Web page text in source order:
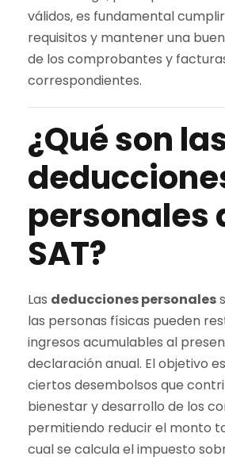
válidos, es fundamental
requisitos y mantener una
de los comprobantes y
correspondientes.
¿Qué son
personales
SAT?
Las deducciones personales
las personas físicas pueden
ingresos acumulables al
declaración anual. El objetivo
ciertos desembolsos que
bienestar y desarrollo de los
permitiendo reducir el monto
cual se calcula el impuesto